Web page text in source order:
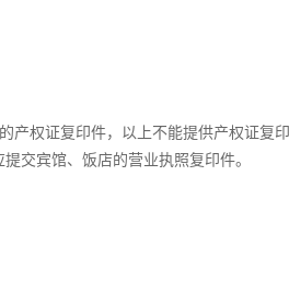
产权证复印件，以上不能提供产权证复
交宾馆、饭店的营业执照复印件。